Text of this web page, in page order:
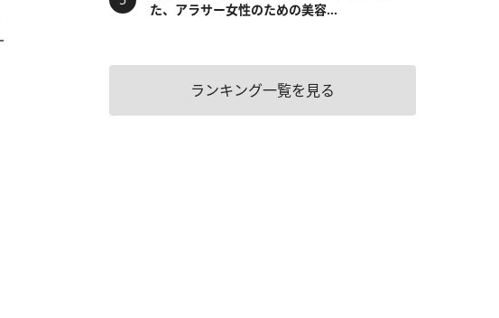
た、アラサー女性のための美容...
ランキング一覧を見る